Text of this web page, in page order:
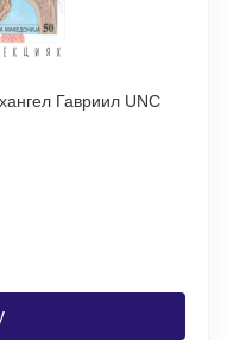
Гавриил UNC